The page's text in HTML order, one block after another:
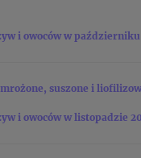
i owoców w
suszone i
i owoców w listopadzie